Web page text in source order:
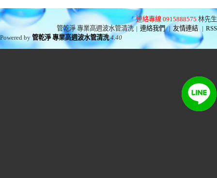
連絡專線 0915888575 林先生
管乾淨 專業高週波水管清洗 | 連絡我們 | 友情連結 | RSS
Powered by管乾淨 專業高週波水管清洗 4.40